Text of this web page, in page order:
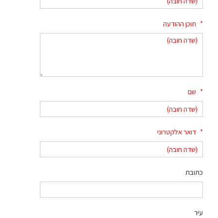
* תוכן ההודעה
* שם
* דואר אלקטרוני
כתובת
עיר